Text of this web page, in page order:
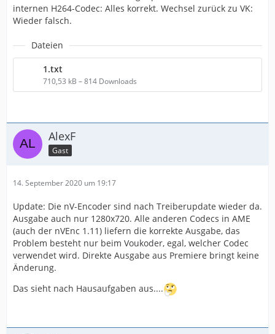
internen H264-Codec: Alles korrekt. Wechsel zurück zu VK:
Wieder falsch.
Dateien
1.txt
710,53 kB – 814 Downloads
AlexF
Gast
14. September 2020 um 19:17
Update: Die nV-Encoder sind nach Treiberupdate wieder da.
Ausgabe auch nur 1280x720. Alle anderen Codecs in AME
(auch der nVEnc 1.11) liefern die korrekte Ausgabe, das
Problem besteht nur beim Voukoder, egal, welcher Codec
verwendet wird. Direkte Ausgabe aus Premiere bringt keine
Änderung.
Das sieht nach Hausaufgaben aus....